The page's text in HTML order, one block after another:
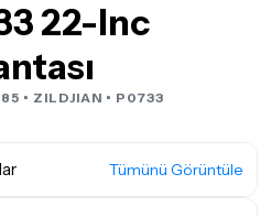
22-Inc
• ZILDJIAN • P0733
Tümünü Görüntüle